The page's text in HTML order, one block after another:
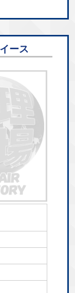
ース